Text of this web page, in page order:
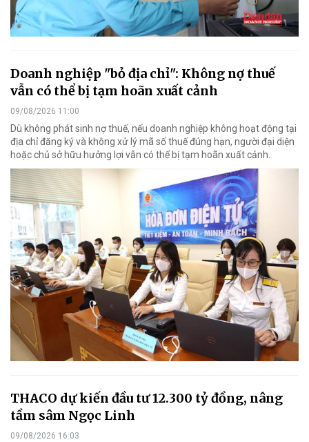
Doanh nghiệp "bỏ địa chỉ": Không nợ thuế
vẫn có thể bị tạm hoãn xuất cảnh
09/08/2026 11:00
Dù không phát sinh nợ thuế, nếu doanh nghiệp không hoạt động tại
địa chỉ đăng ký và không xử lý mã số thuế đúng hạn, người đại diện
hoặc chủ sở hữu hưởng lợi vẫn có thể bị tạm hoãn xuất cảnh.
THACO dự kiến đầu tư 12.300 tỷ đồng, nâng
tầm sâm Ngọc Linh
09/08/2026 16:03